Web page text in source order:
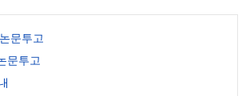
문투고
문투고